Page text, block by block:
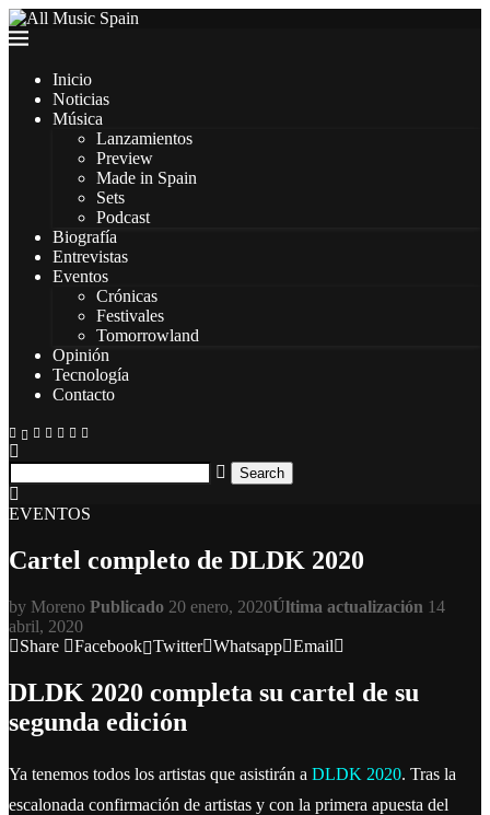
Inicio
Noticias
Música
Lanzamientos
Preview
Made in Spain
Sets
Podcast
Biografía
Entrevistas
Eventos
Crónicas
Festivales
Tomorrowland
Opinión
Tecnología
Contacto
Search
EVENTOS
Cartel completo de DLDK 2020
by Moreno Publicado 20 enero, 2020Última actualización 14
abril, 2020
Share
Facebook Twitter Whatsapp Email
DLDK 2020 completa su cartel de su
segunda edición
Ya tenemos todos los artistas que asistirán a DLDK 2020. Tras la
escalonada confirmación de artistas y con la primera apuesta del